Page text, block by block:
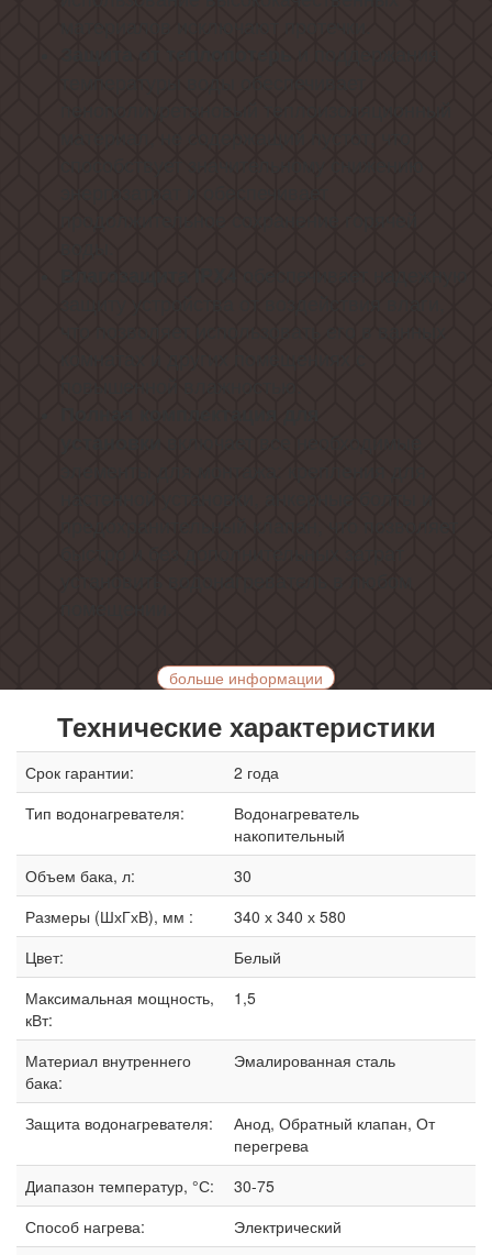
больше информации
Технические характеристики
Срок гарантии:
2 года
Тип водонагревателя:
Водонагреватель
накопительный
Объем бака, л:
30
Размеры (ШхГхВ), мм :
340 х 340 х 580
Цвет:
Белый
Максимальная мощность,
кВт:
1,5
Материал внутреннего
бака:
Эмалированная сталь
Защита водонагревателя:
Анод, Обратный клапан, От
перегрева
Диапазон температур, °С:
30-75
Способ нагрева:
Электрический